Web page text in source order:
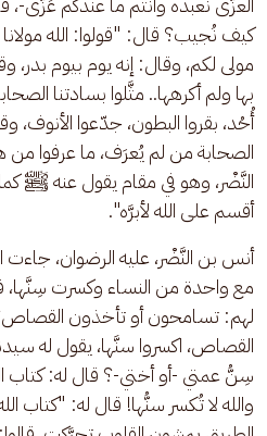
كيف نُجيب؟ قال: "قولوا: الله مولانا
مولى لكم، وقال: إنه يوم بيوم
بها ولم أكرهها.. مثَّلوا بسادتنا
أُحُد، بقروا البطون، جدّعوا الأنوف،
الصحابة من لم يُعرَف، ما عرفوا
النَّضْر، وهو في مقام يقول عنه ﷺ
أقسم على الله لأبرَّه".
أنس بن النَّضْر، عليه الرضوان، جاءت
مع واحدة من النساء وكسرت سِنَّها،
لهم: تسامحون أو تأخذون
القصاص، اكسروا سنَّها، يقول له
سِنُّ عمتي -أو أختي-؟ قال له: كتاب
والله لا تُكسر سنُّها! قال له: